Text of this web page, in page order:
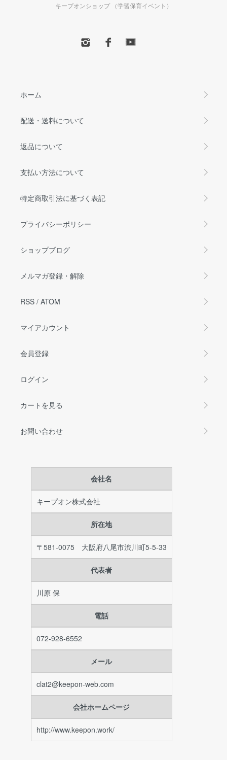
キープオンショップ （学習保育イベント）
ホーム
配送・送料について
返品について
支払い方法について
特定商取引法に基づく表記
プライバシーポリシー
ショップブログ
メルマガ登録・解除
RSS / ATOM
マイアカウント
会員登録
ログイン
カートを見る
お問い合わせ
会社名
キープオン株式会社
所在地
〒581-0075 大阪府八尾市渋川町5-5-33
代表者
川原 保
電話
072-928-6552
メール
clat2@keepon-web.com
会社ホームページ
http://www.keepon.work/